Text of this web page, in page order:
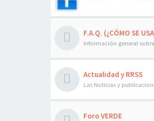
F.A.Q. (¿CÓMO SE
Información general sobre
Actualidad y RRSS
Las Noticias y
Foro VERDE